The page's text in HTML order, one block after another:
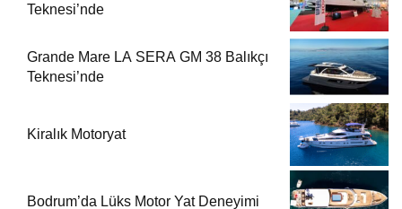
Teknesi’nde
Grande Mare LA SERA GM 38 Balıkçı
Teknesi’nde
Kiralık Motoryat
Bodrum’da Lüks Motor Yat Deneyimi